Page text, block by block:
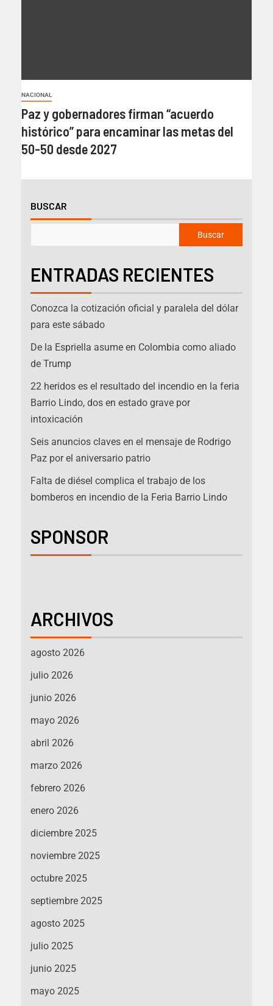
NACIONAL
Paz y gobernadores firman “acuerdo
histórico” para encaminar las metas del
50-50 desde 2027
BUSCAR
Buscar
ENTRADAS RECIENTES
Conozca la cotización oficial y paralela del dólar
para este sábado
De la Espriella asume en Colombia como aliado
de Trump
22 heridos es el resultado del incendio en la feria
Barrio Lindo, dos en estado grave por
intoxicación
Seis anuncios claves en el mensaje de Rodrigo
Paz por el aniversario patrio
Falta de diésel complica el trabajo de los
bomberos en incendio de la Feria Barrio Lindo
SPONSOR
ARCHIVOS
agosto 2026
julio 2026
junio 2026
mayo 2026
abril 2026
marzo 2026
febrero 2026
enero 2026
diciembre 2025
noviembre 2025
octubre 2025
septiembre 2025
agosto 2025
julio 2025
junio 2025
mayo 2025